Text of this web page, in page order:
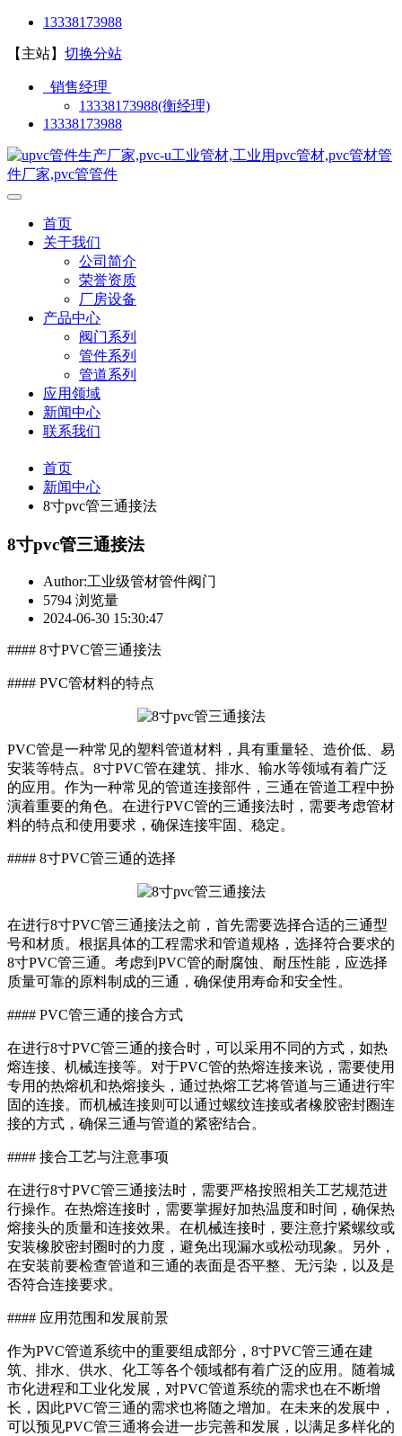
13338173988
【主站】 切换分站
销售经理
13338173988(衡经理)
13338173988
首页
关于我们
公司简介
荣誉资质
厂房设备
产品中心
阀门系列
管件系列
管道系列
应用领域
新闻中心
联系我们
首页
新闻中心
8寸pvc管三通接法
8寸pvc管三通接法
Author:工业级管材管件阀门
5794 浏览量
2024-06-30 15:30:47
#### 8寸PVC管三通接法
#### PVC管材料的特点
PVC管是一种常见的塑料管道材料，具有重量轻、造价低、易
安装等特点。8寸PVC管在建筑、排水、输水等领域有着广泛
的应用。作为一种常见的管道连接部件，三通在管道工程中扮
演着重要的角色。在进行PVC管的三通接法时，需要考虑管材
料的特点和使用要求，确保连接牢固、稳定。
#### 8寸PVC管三通的选择
在进行8寸PVC管三通接法之前，首先需要选择合适的三通型
号和材质。根据具体的工程需求和管道规格，选择符合要求的
8寸PVC管三通。考虑到PVC管的耐腐蚀、耐压性能，应选择
质量可靠的原料制成的三通，确保使用寿命和安全性。
#### PVC管三通的接合方式
在进行8寸PVC管三通的接合时，可以采用不同的方式，如热
熔连接、机械连接等。对于PVC管的热熔连接来说，需要使用
专用的热熔机和热熔接头，通过热熔工艺将管道与三通进行牢
固的连接。而机械连接则可以通过螺纹连接或者橡胶密封圈连
接的方式，确保三通与管道的紧密结合。
#### 接合工艺与注意事项
在进行8寸PVC管三通接法时，需要严格按照相关工艺规范进
行操作。在热熔连接时，需要掌握好加热温度和时间，确保热
熔接头的质量和连接效果。在机械连接时，要注意拧紧螺纹或
安装橡胶密封圈时的力度，避免出现漏水或松动现象。另外，
在安装前要检查管道和三通的表面是否平整、无污染，以及是
否符合连接要求。
#### 应用范围和发展前景
作为PVC管道系统中的重要组成部分，8寸PVC管三通在建
筑、排水、供水、化工等各个领域都有着广泛的应用。随着城
市化进程和工业化发展，对PVC管道系统的需求也在不断增
长，因此PVC管三通的需求也将随之增加。在未来的发展中，
可以预见PVC管三通将会进一步完善和发展，以满足多样化的